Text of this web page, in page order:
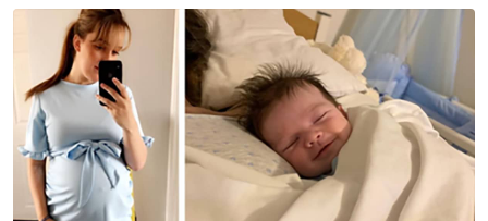
Email